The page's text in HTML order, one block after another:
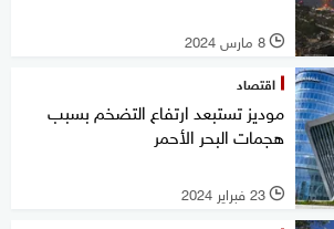
l 8 مارس 2024
اقتصاد
موديز تستبعد ارتفاع التضخم بسبب
هجمات البحر الأحمر
l 23 فبراير 2024